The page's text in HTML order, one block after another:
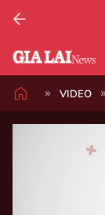
VIDEO